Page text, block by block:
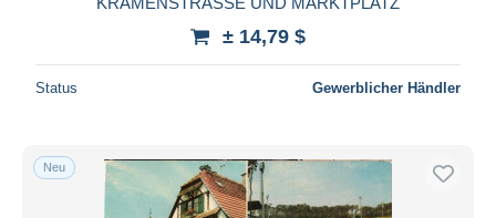
Wohnsitz des Verkäufers
± 14,79 $
Status Gewerblicher Händler
Neu